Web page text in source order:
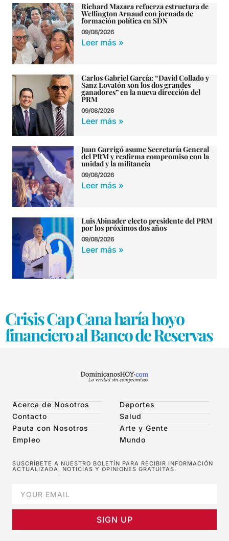
Richard Mazara refuerza estructura de
Wellington Arnaud con jornada de
formación política en SDN
09/08/2026
Leer más »
Carlos Gabriel García: “David Collado y
Sanz Lovatón son los dos grandes
ganadores” en la nueva dirección del
PRM
09/08/2026
Leer más »
Juan Garrigó asume Secretaría General
del PRM y reafirma compromiso con la
unidad y la militancia
09/08/2026
Leer más »
Luis Abinader electo presidente del PRM
por los próximos dos años
09/08/2026
Leer más »
Crisis Cap Cana haría hoyo
financiero al Banco de Reservas
Acerca de Nosotros
Contacto
Pauta con Nosotros
Empleo
Deportes
Salud
Arte y Gente
Mundo
SUSCRÍBETE A NUESTRO BOLETÍN PARA RECIBIR INFORMACIÓN
ACTUALIZADA, NOTICIAS Y OPINIONES GRATUITAS.
SIGN UP